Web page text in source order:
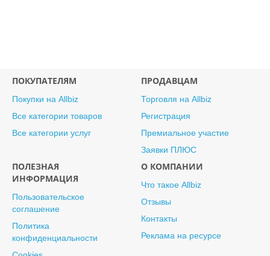
ПОКУПАТЕЛЯМ
Покупки на Allbiz
Все категории товаров
Все категории услуг
ПРОДАВЦАМ
Торговля на Allbiz
Регистрация
Премиальное участие
Заявки ПЛЮС
ПОЛЕЗНАЯ
ИНФОРМАЦИЯ
Пользовательское
соглашение
Политика
конфиденциальности
О КОМПАНИИ
Что такое Allbiz
Отзывы
Контакты
Реклама на ресурсе